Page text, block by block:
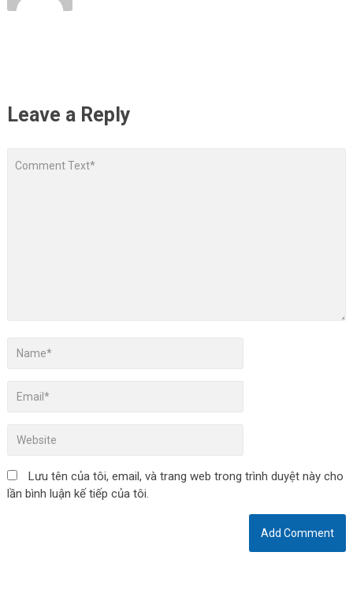
Leave a Reply
Lưu tên của tôi, email, và trang web trong trình duyệt này cho
lần bình luận kế tiếp của tôi.